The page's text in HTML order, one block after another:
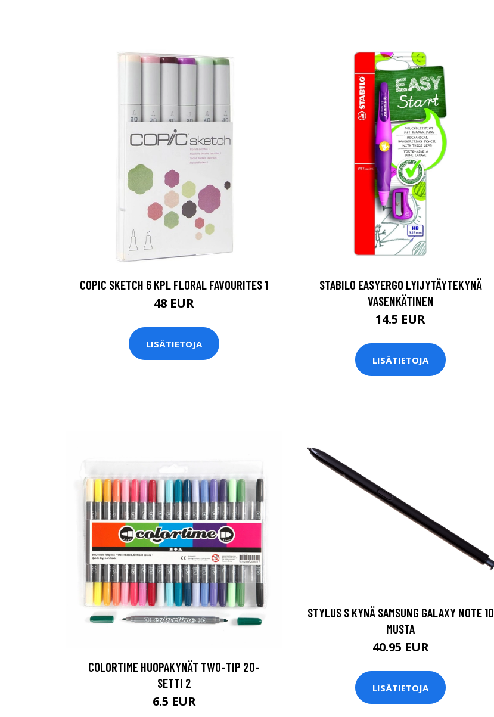
COPIC SKETCH 6 KPL FLORAL FAVOURITES 1
48 EUR
LISÄTIETOJA
STABILO EASYERGO LYIJYTÄYTEKYNÄ
VASENKÄTINEN
14.5 EUR
LISÄTIETOJA
COLORTIME HUOPAKYNÄT TWO-TIP 20-
SETTI 2
6.5 EUR
STYLUS S KYNÄ SAMSUNG GALAXY NOTE 10
MUSTA
40.95 EUR
LISÄTIETOJA